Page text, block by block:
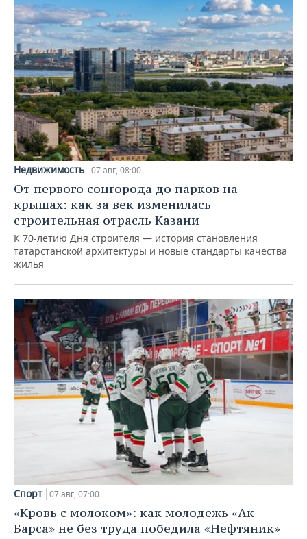
Недвижимость 07 авг, 08:00
От первого соцгорода до парков на
крышах: как за век изменилась
строительная отрасль Казани
К 70-летию Дня строителя — история становления
татарстанской архитектуры и новые стандарты качества
жилья
Спорт 07 авг, 07:00
«Кровь с молоком»: как молодежь «Ак
Барса» не без труда победила «Нефтяник»